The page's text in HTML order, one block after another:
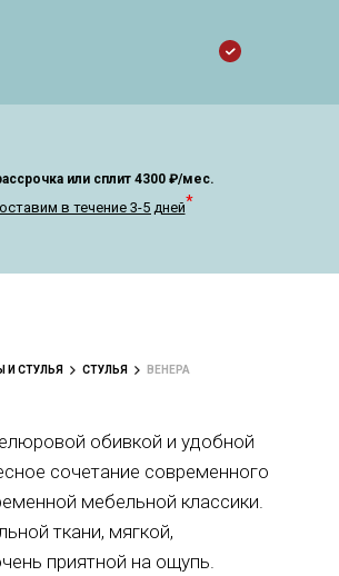
или сплит 4300₽/мес.
в течение 3-5 дней*
И СТУЛЬЯ СТУЛЬЯ ВЕНЕРА
обивкой и удобной
сочетание современного
мебельной классики.
ткани, мягкой,
приятной на ощупь.